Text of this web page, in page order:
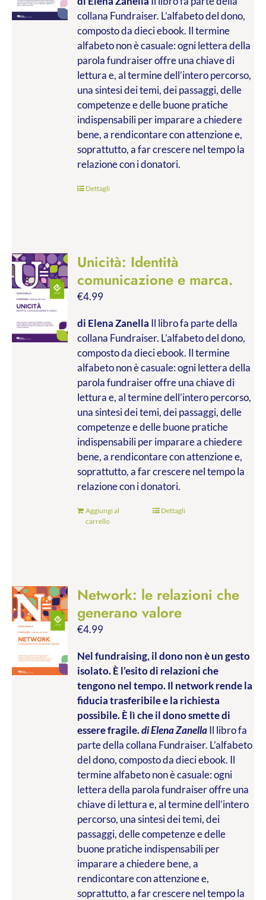
collana Fundraiser. L’alfabeto del dono,
composto da dieci ebook. Il termine
alfabeto non è casuale: ogni lettera della
parola fundraiser offre una chiave di
lettura e, al termine dell’intero percorso,
una sintesi dei temi, dei passaggi, delle
competenze e delle buone pratiche
indispensabili per imparare a chiedere
bene, a rendicontare con attenzione e,
soprattutto, a far crescere nel tempo la
relazione con i donatori.
Dettagli
Unicità: Identità
comunicazione e marca.
€4.99
di Elena Zanella Il libro fa parte della
collana Fundraiser. L’alfabeto del dono,
composto da dieci ebook. Il termine
alfabeto non è casuale: ogni lettera della
parola fundraiser offre una chiave di
lettura e, al termine dell’intero percorso,
una sintesi dei temi, dei passaggi, delle
competenze e delle buone pratiche
indispensabili per imparare a chiedere
bene, a rendicontare con attenzione e,
soprattutto, a far crescere nel tempo la
relazione con i donatori.
Aggiungi al
carrello
Dettagli
Network: le relazioni che
generano valore
€4.99
Nel fundraising, il dono non è un gesto
isolato. È l’esito di relazioni che
tengono nel tempo. Il network rende la
fiducia trasferibile e la richiesta
possibile. È lì che il dono smette di
essere fragile.di Elena ZanellaIl libro fa
parte della collana Fundraiser. L’alfabeto
del dono, composto da dieci ebook. Il
termine alfabeto non è casuale: ogni
lettera della parola fundraiser offre una
chiave di lettura e, al termine dell’intero
percorso, una sintesi dei temi, dei
passaggi, delle competenze e delle
buone pratiche indispensabili per
imparare a chiedere bene, a
rendicontare con attenzione e,
soprattutto, a far crescere nel tempo la